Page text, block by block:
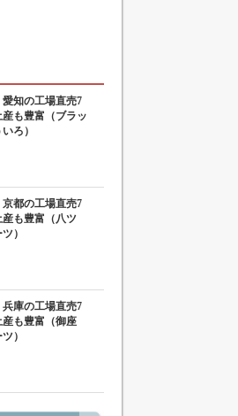
愛知の工場直売7
も豊富（ブラッ
ろ）
京都の工場直売7
も豊富（八ツ
）
兵庫の工場直売7
も豊富（御座
）